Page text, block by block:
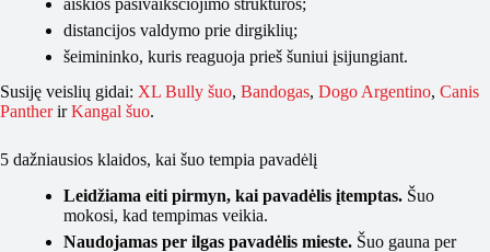
distancijos valdymo prie dirgiklių;
šeimininko, kuris reaguoja prieš šuniui įsijungiant.
Susiję veislių gidai: XL Bully šuo, Bandogas, Dogo Argentino, Canis
PantherirKangal šuo.
5 dažniausios klaidos, kai šuo tempia pavadėlį
Leidžiama eiti pirmyn, kai pavadėlis įtemptas. Šuo
mokosi, kad tempimas veikia.
Naudojamas per ilgas pavadėlis mieste. Šuo gauna per